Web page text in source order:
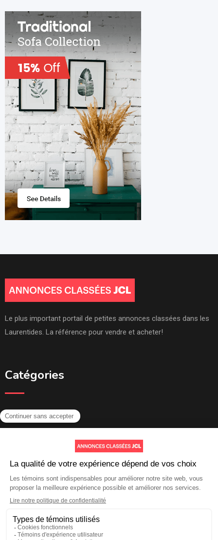
Le plus important portail de petites annonces classées dans les
Laurentides. La référence pour vendre et acheter!
Catégories
Emplois
Autres
Aide et soutien
Contactez-nous